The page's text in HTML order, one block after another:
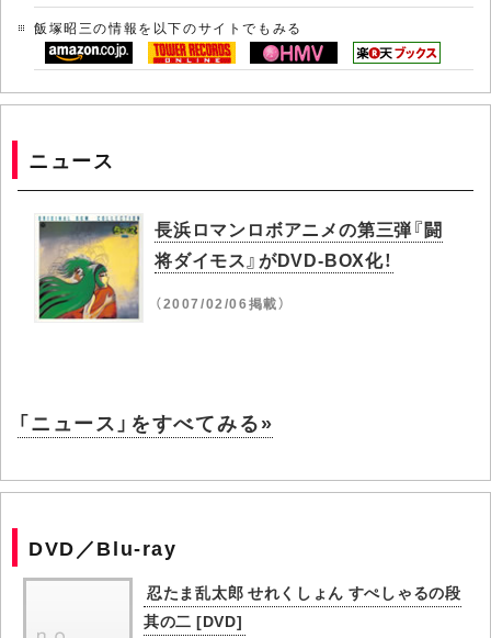
飯塚昭三の情報を以下のサイトでもみる
ニュース
長浜ロマンロボアニメの第三弾『闘
将ダイモス』がDVD-BOX化！
（2007/02/06掲載）
「ニュース」をすべてみる»
DVD／Blu-ray
忍たま乱太郎 せれくしょん すぺしゃるの段
其の二 [DVD]